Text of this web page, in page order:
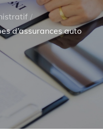
d’assurances auto